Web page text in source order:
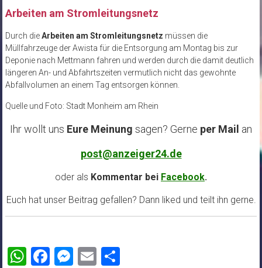
Arbeiten am Stromleitungsnetz
Durch dieArbeiten am Stromleitungsnetz müssen die
Müllfahrzeuge der Awista für die Entsorgung am Montag bis zur
Deponie nach Mettmann fahren und werden durch die damit deutlich
längeren An- und Abfahrtszeiten vermutlich nicht das gewohnte
Abfallvolumen an einem Tag entsorgen können.
Quelle und Foto: Stadt Monheim am Rhein
Ihr wollt uns Eure Meinung sagen? Gerne per Mail an
post@anzeiger24.de
oder als Kommentar bei Facebook.
Euch hat unser Beitrag gefallen? Dann liked und teilt ihn gerne.
WhatsApp
Facebook
Messenger
EmailTeilen